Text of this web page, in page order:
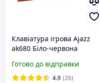
Клавіатура ігрова Ajazz
ak680 Біло-червона
Готово до відправки
4.9 (26)